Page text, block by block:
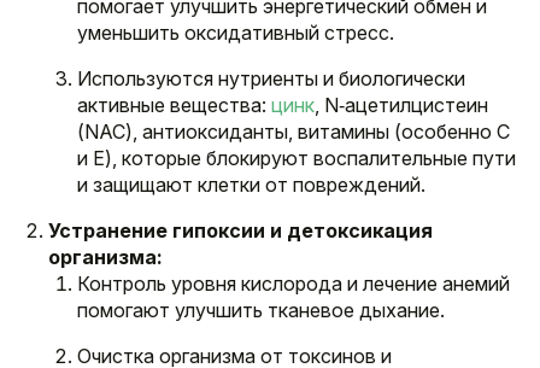
помогает улучшить энергетический обмен и
уменьшить оксидативный стресс.
Используются нутриенты и биологически
активные вещества: цинк , N‐ацетилцистеин
(NAC), антиоксиданты, витамины (особенно С
и Е), которые блокируют воспалительные пути
и защищают клетки от повреждений.
Устранение гипоксии и детоксикация
организма:
Контроль уровня кислорода и лечение анемий
помогают улучшить тканевое дыхание.
Очистка организма от токсинов и